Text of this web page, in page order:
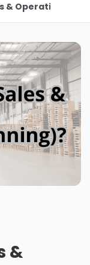
& Operations
&